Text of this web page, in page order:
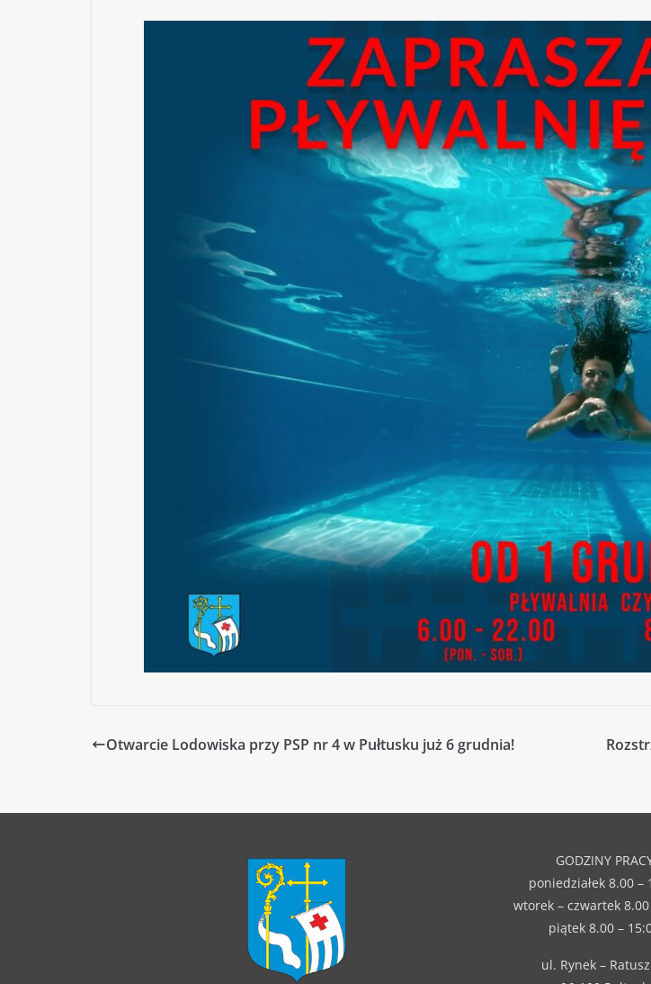
Otwarcie Lodowiska przy PSP nr 4 w Pułtusku już 6 grudnia!
GODZINY
poniedziałek 8.00 –
wtorek – czwartek
piątek 8.00 –
ul. Rynek – Ratusz